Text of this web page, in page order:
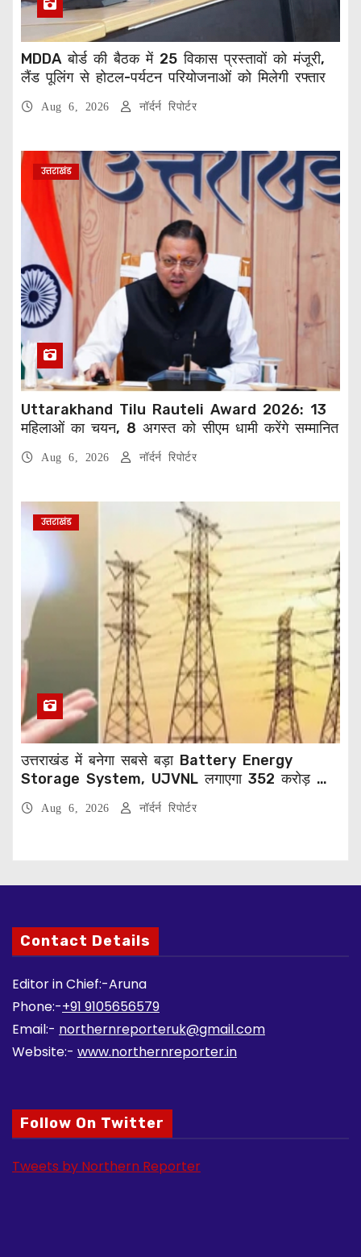
MDDA बोर्ड की बैठक में 25 विकास प्रस्तावों को मंजूरी,
लैंड पूलिंग से होटल-पर्यटन परियोजनाओं को मिलेगी रफ्तार
Aug 6, 2026 नॉर्दर्न रिपोर्टर
उत्तराखंड
Uttarakhand Tilu Rauteli Award 2026: 13
महिलाओं का चयन, 8 अगस्त को सीएम धामी करेंगे सम्मानित
Aug 6, 2026 नॉर्दर्न रिपोर्टर
उत्तराखंड
उत्तराखंड में बनेगा सबसे बड़ा Battery Energy
Storage System, UJVNL लगाएगा 352 करोड़ का
Aug 6, 2026 नॉर्दर्न रिपोर्टर
Contact Details
Editor in Chief:-Aruna
Phone:-+91 9105656579
Email:- northernreporteruk@gmail.com
Website:- www.northernreporter.in
Follow On Twitter
Tweets by Northern Reporter